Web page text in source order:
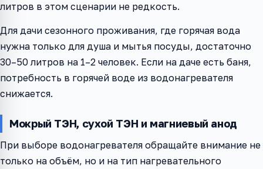
литров в этом сценарии не редкость.
Для дачи сезонного проживания, где горячая вода
нужна только для душа и мытья посуды, достаточно
30–50 литров на 1–2 человек. Если на даче есть баня,
потребность в горячей воде из водонагревателя
снижается.
Мокрый ТЭН, сухой ТЭН и магниевый анод
При выборе водонагревателя обращайте внимание не
только на объём, но и на тип нагревательного